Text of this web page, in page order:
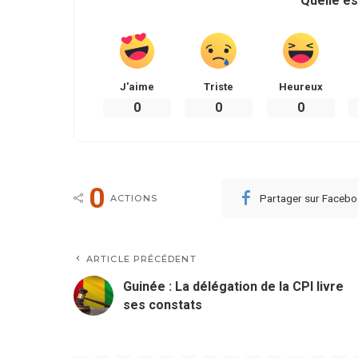
J'aime
0
Triste
0
Heureux
0
0 ACTIONS Partager sur
ARTICLE PRÉCÉDENT
Guinée : La délégation de la CPI livre
ses constats